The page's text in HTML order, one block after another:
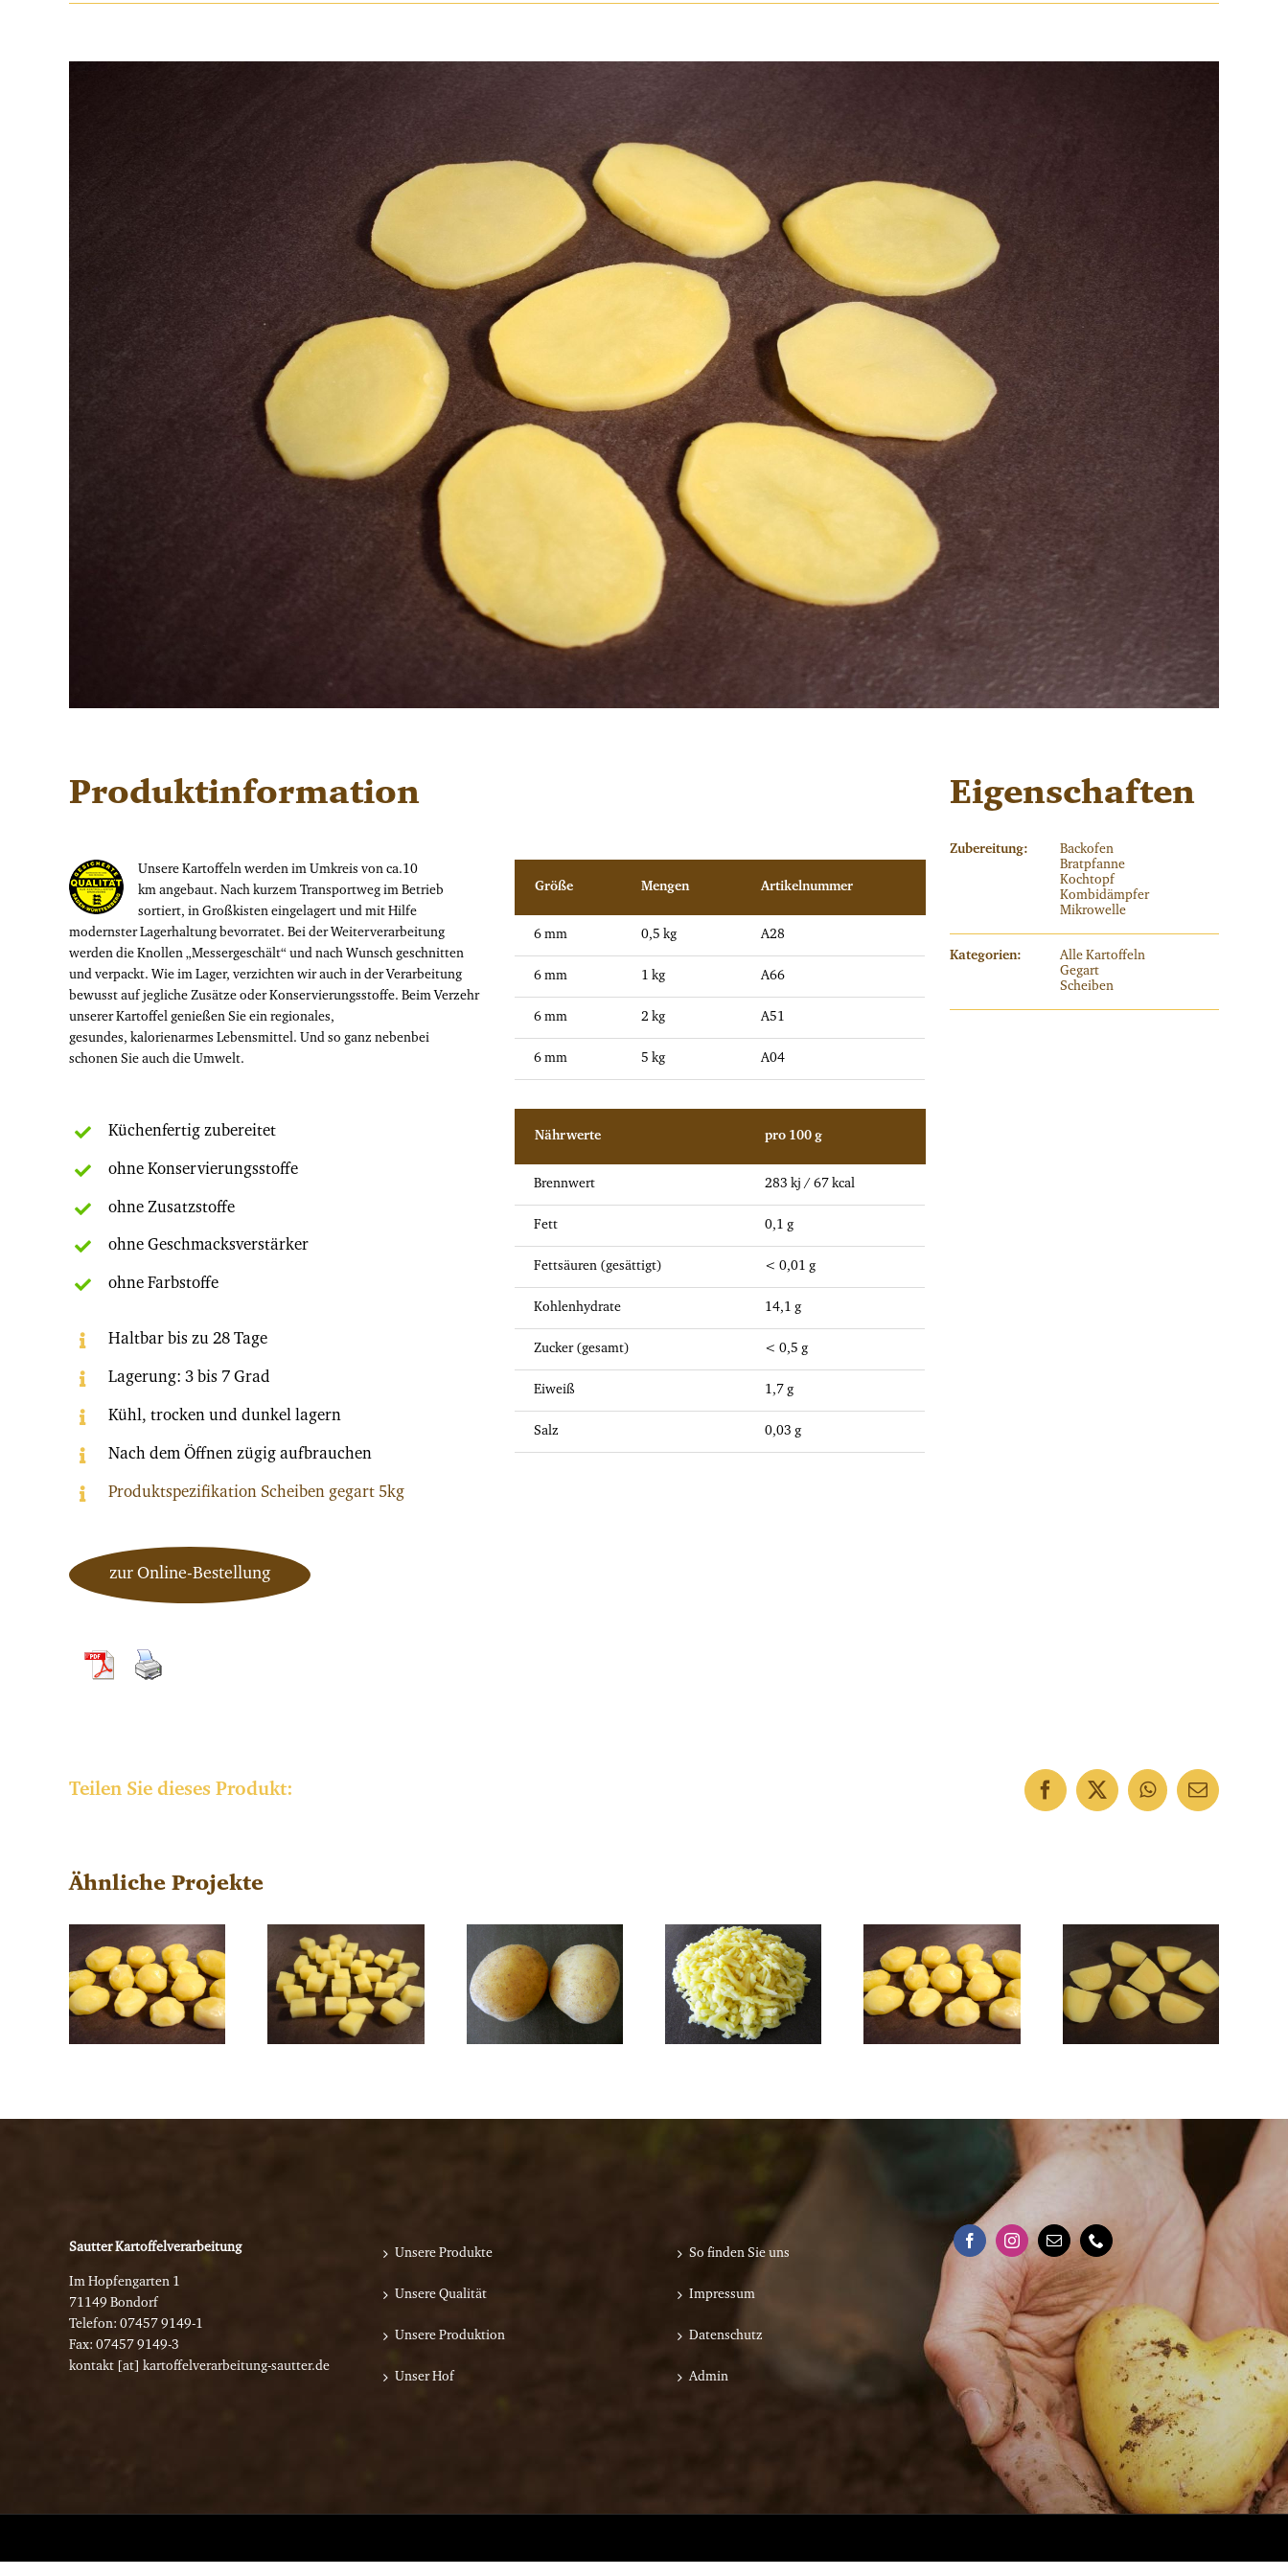
Produktinformation
Unsere Kartoffeln werden im Umkreis von ca.10
km angebaut. Nach kurzem Transportweg im Betrieb
sortiert, in Großkisten eingelagert und mit Hilfe
modernster Lagerhaltung bevorratet. Bei der Weiterverarbeitung
werden die Knollen „Messergeschält“ und nach Wunsch geschnitten
und verpackt. Wie im Lager, verzichten wir auch in der Verarbeitung
bewusst auf jegliche Zusätze oder Konservierungsstoffe. Beim Verzehr
unserer Kartoffel genießen Sie ein regionales,
gesundes, kalorienarmes Lebensmittel. Und so ganz nebenbei
schonen Sie auch die Umwelt.
Größe Mengen Artikelnummer
6 mm 0,5 kg A28
6 mm 1 kg A66
6 mm 2 kg A51
6 mm 5 kg A04
Küchenfertig zubereitet
ohne Konservierungsstoffe
ohne Zusatzstoffe
ohne Geschmacksverstärker
ohne Farbstoffe
Haltbar bis zu 28 Tage
Lagerung: 3 bis 7 Grad
Kühl, trocken und dunkel lagern
Nach dem Öffnen zügig aufbrauchen
Produktspezifikation Scheiben gegart 5kg
zur Online-Bestellung
Nährwerte pro 100 g
Brennwert 283 kj / 67 kcal
Fett 0,1 g
Fettsäuren (gesättigt) < 0,01 g
Kohlenhydrate 14,1 g
Zucker (gesamt) < 0,5 g
Eiweiß 1,7 g
Salz 0,03 g
Eigenschaften
Zubereitung:
Backofen
Bratpfanne
Kochtopf
Kombidämpfer
Mikrowelle
Kategorien:
Alle Kartoffeln
Gegart
Scheiben
Teilen Sie dieses Produkt: Facebook
X WhatsApp
E-
Mail
Ähnliche Projekte
Sautter Kartoffelverarbeitung
Im Hopfengarten 1
71149 Bondorf
Telefon: 07457 9149-1
Fax: 07457 9149-3
kontakt [at] kartoffelverarbeitung-sautter.de
Unsere Produkte
Unsere Qualität
Unsere Produktion
Unser Hof
So finden Sie uns
Impressum
Datenschutz
Admin